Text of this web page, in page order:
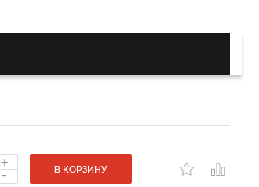
+
- В КОРЗИНУ